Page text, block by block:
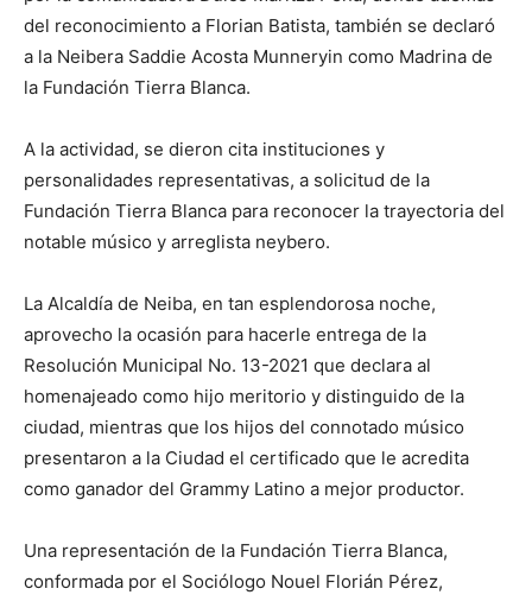
del reconocimiento a Florian Batista, también se declaró
a la Neibera Saddie Acosta Munneryin como Madrina de
la Fundación Tierra Blanca.
A la actividad, se dieron cita instituciones y
personalidades representativas, a solicitud de la
Fundación Tierra Blanca para reconocer la trayectoria del
notable músico y arreglista neybero.
La Alcaldía de Neiba, en tan esplendorosa noche,
aprovecho la ocasión para hacerle entrega de la
Resolución Municipal No. 13-2021 que declara al
homenajeado como hijo meritorio y distinguido de la
ciudad, mientras que los hijos del connotado músico
presentaron a la Ciudad el certificado que le acredita
como ganador del Grammy Latino a mejor productor.
Una representación de la Fundación Tierra Blanca,
conformada por el Sociólogo Nouel Florián Pérez,